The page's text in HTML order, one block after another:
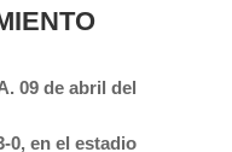
09 de abril del
0, en el estadio